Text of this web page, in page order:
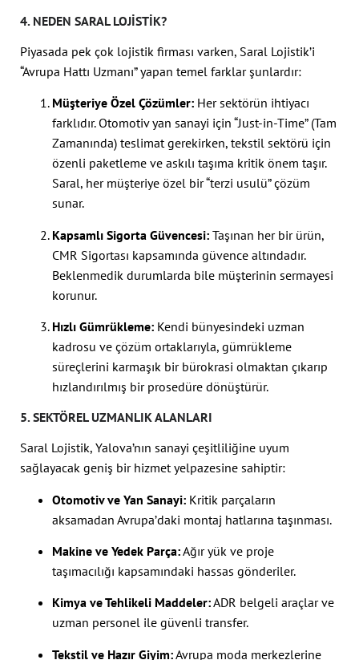
4. NEDEN SARAL LOJISTIK?
Piyasada pek çok lojistik firması varken, Saral Lojistik’i
“Avrupa Hattı Uzmanı” yapan temel farklar şunlardır:
Müşteriye Özel Çözümler: Her sektörün ihtiyacı
farklıdır. Otomotiv yan sanayi için “Just-in-Time” (Tam
Zamanında) teslimat gerekirken, tekstil sektörü için
özenli paketleme ve askılı taşıma kritik önem taşır.
Saral, her müşteriye özel bir “terzi usulü” çözüm
sunar.
Kapsamlı Sigorta Güvencesi: Taşınan her bir ürün,
CMR Sigortası kapsamında güvence altındadır.
Beklenmedik durumlarda bile müşterinin sermayesi
korunur.
Hızlı Gümrükleme: Kendi bünyesindeki uzman
kadrosu ve çözüm ortaklarıyla, gümrükleme
süreçlerini karmaşık bir bürokrasi olmaktan çıkarıp
hızlandırılmış bir prosedüre dönüştürür.
5. SEKTÖREL UZMANLIK ALANLARI
Saral Lojistik, Yalova’nın sanayi çeşitliliğine uyum
sağlayacak geniş bir hizmet yelpazesine sahiptir:
Otomotiv ve Yan Sanayi: Kritik parçaların
aksamadan Avrupa’daki montaj hatlarına taşınması.
Makine ve Yedek Parça:Ağır yük ve proje
taşımacılığı kapsamındaki hassas gönderiler.
Kimya ve Tehlikeli Maddeler:ADR belgeli araçlar ve
uzman personel ile güvenli transfer.
Tekstil ve Hazır Giyim:Avrupa moda merkezlerine